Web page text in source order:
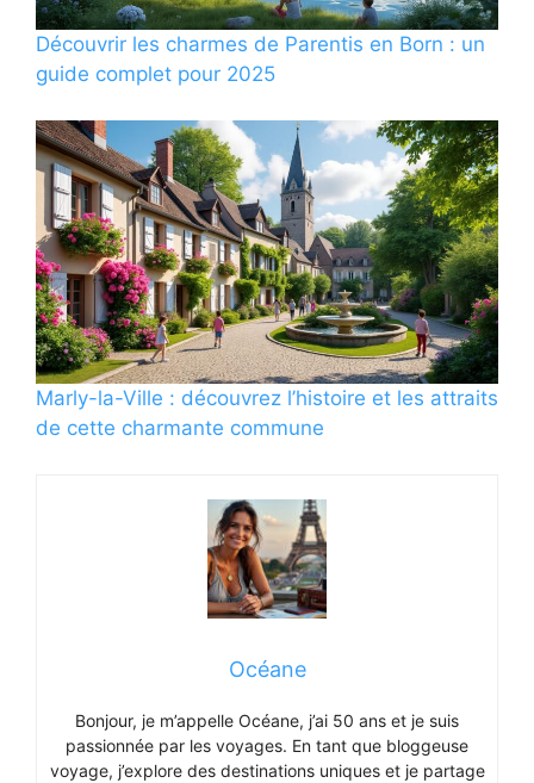
Découvrir les charmes de Parentis en Born : un
guide complet pour 2025
Marly-la-Ville : découvrez l’histoire et les attraits
de cette charmante commune
Océane
Bonjour, je m’appelle Océane, j’ai 50 ans et je suis
passionnée par les voyages. En tant que bloggeuse
voyage, j’explore des destinations uniques et je partage